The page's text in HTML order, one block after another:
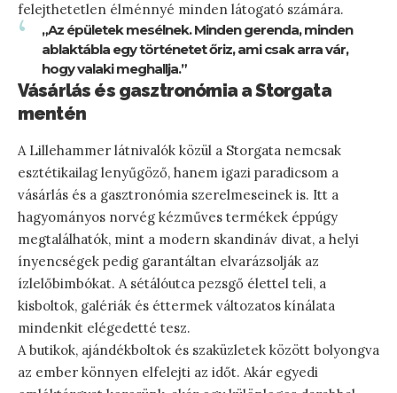
felejthetetlen élménnyé minden látogató számára.
„Az épületek mesélnek. Minden gerenda, minden
ablaktábla egy történetet őriz, ami csak arra vár,
hogy valaki meghallja.”
Vásárlás és gasztronómia a Storgata
mentén
A Lillehammer látnivalók közül a Storgata nemcsak
esztétikailag lenyűgöző, hanem igazi paradicsom a
vásárlás és a gasztronómia szerelmeseinek is. Itt a
hagyományos norvég kézműves termékek éppúgy
megtalálhatók, mint a modern skandináv divat, a helyi
ínyencségek pedig garantáltan elvarázsolják az
ízlelőbimbókat. A sétálóutca pezsgő élettel teli, a
kisboltok, galériák és éttermek változatos kínálata
mindenkit elégedetté tesz.
A butikok, ajándékboltok és szaküzletek között bolyongva
az ember könnyen elfelejti az időt. Akár egyedi